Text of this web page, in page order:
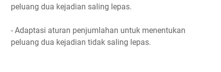
peluang dua kejadian saling lepas.
- Adaptasi aturan penjumlahan untuk menentukan
peluang dua kejadian tidak saling lepas.